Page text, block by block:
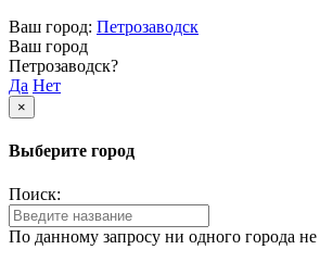
Ваш город: Петрозаводск
Ваш город
Петрозаводск?
Да Нет
×
Выберите город
Поиск:
По данному запросу ни одного города